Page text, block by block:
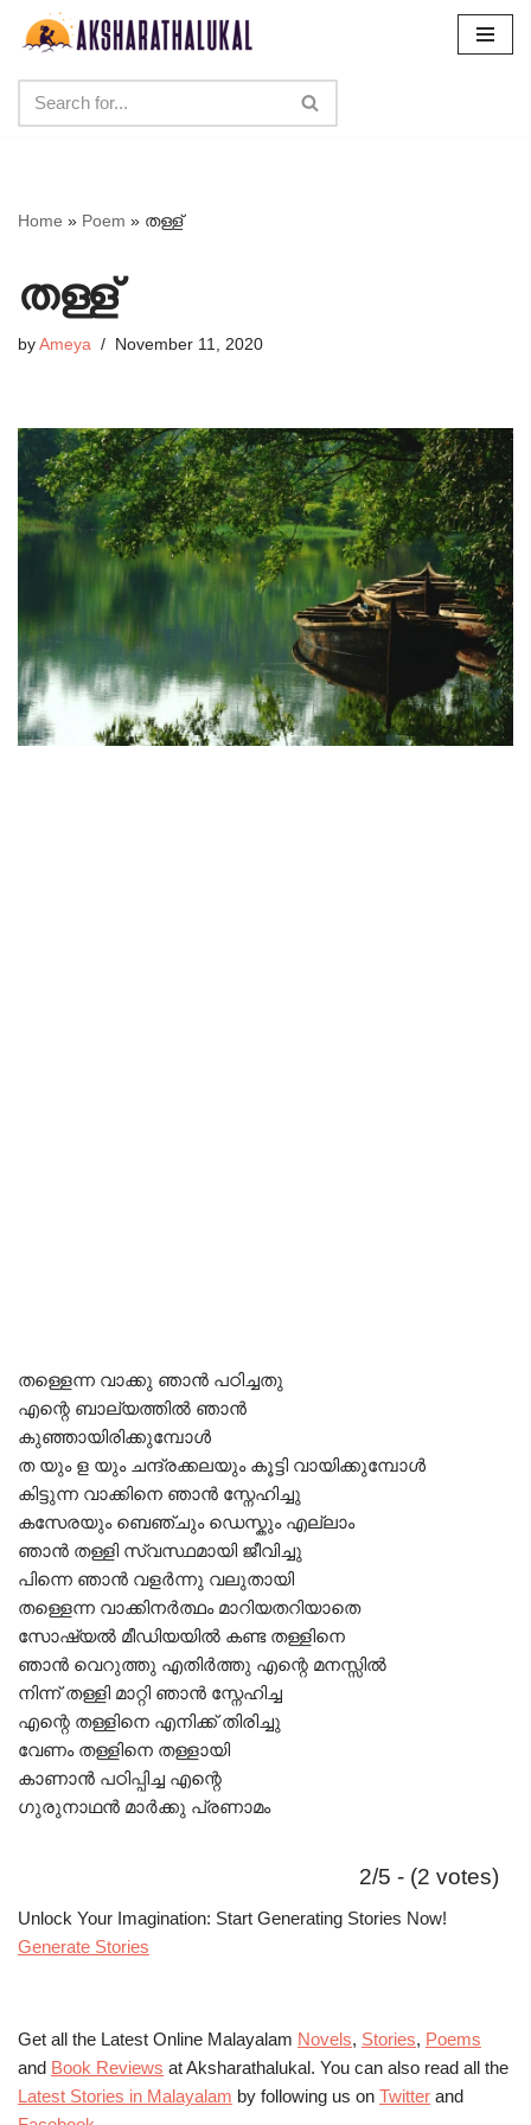
content
Home » Poem » തള്ള്
തള്ള്
by Ameya November 11, 2020
തള്ളെന്ന വാക്കു ഞാൻ പഠിച്ചതു
എന്റെ ബാല്യത്തിൽ ഞാൻ
കുഞ്ഞായിരിക്കുമ്പോൾ
ത യും ള യും ചന്ദ്രക്കലയും കൂട്ടി വായിക്കുമ്പോൾ
കിട്ടുന്ന വാക്കിനെ ഞാൻ സ്നേഹിച്ചു
കസേരയും ബെഞ്ചും ഡെസ്കും എല്ലാം
ഞാൻ തള്ളി സ്വസ്ഥമായി ജീവിച്ചു
പിന്നെ ഞാൻ വളർന്നു വലുതായി
തള്ളെന്ന വാക്കിനർത്ഥം മാറിയതറിയാതെ
സോഷ്യൽ മീഡിയയിൽ കണ്ട തള്ളിനെ
ഞാൻ വെറുത്തു എതിർത്തു എന്റെ മനസ്സിൽ
നിന്ന് തള്ളി മാറ്റി ഞാൻ സ്നേഹിച്ച
എന്റെ തള്ളിനെ എനിക്ക് തിരിച്ചു
വേണം തള്ളിനെ തള്ളായി
കാണാൻ പഠിപ്പിച്ച എന്റെ
ഗുരുനാഥൻ മാർക്കു പ്രണാമം
2/5 - (2 votes)
Unlock Your Imagination: Start Generating Stories Now!
Generate Stories
Get all the Latest Online Malayalam Novels, Stories, Poems
and Book Reviews at Aksharathalukal. You can also read all the
Latest Stories in Malayalam by following us on Twitter and